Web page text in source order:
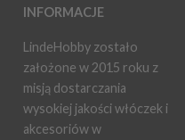
INFORMACJE
LindeHobby zostało
założone w 2015 roku z
misją dostarczania
wysokiej jakości włóczek i
akcesoriów w